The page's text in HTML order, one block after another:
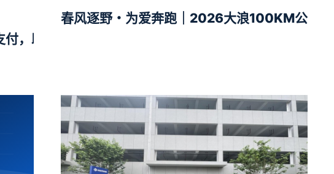
，助力10分钟智驾生活圈落地
春风逐野・为爱奔跑｜2026大浪100KM公益